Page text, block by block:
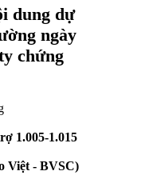
dung dự
ngày
chứng
1.005-1.015
Việt - BVSC)